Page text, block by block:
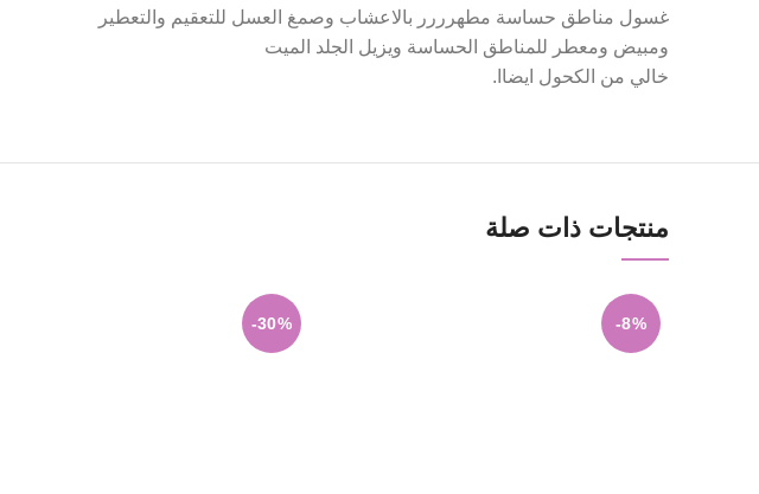
غسول مناطق حساسة مطهرررر بالاعشاب وصمغ العسل للتعقيم والتعطير
ومبيض ومعطر للمناطق الحساسة ويزيل الجلد الميت
خالي من الكحول ايضاا.
منتجات ذات صلة
-8%
-30%